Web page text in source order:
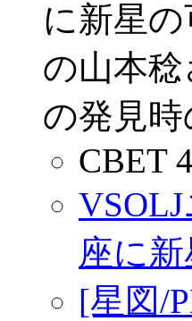
に新星
の山本
の発見
CBET
座に
[星図/